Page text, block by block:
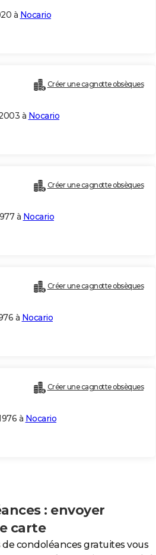
à Nocario
Créer une cagnotte obsèques
à Nocario
Créer une cagnotte obsèques
à Nocario
Créer une cagnotte obsèques
à Nocario
Créer une cagnotte obsèques
à Nocario
: envoyer
carte
condoléances gratuites vous